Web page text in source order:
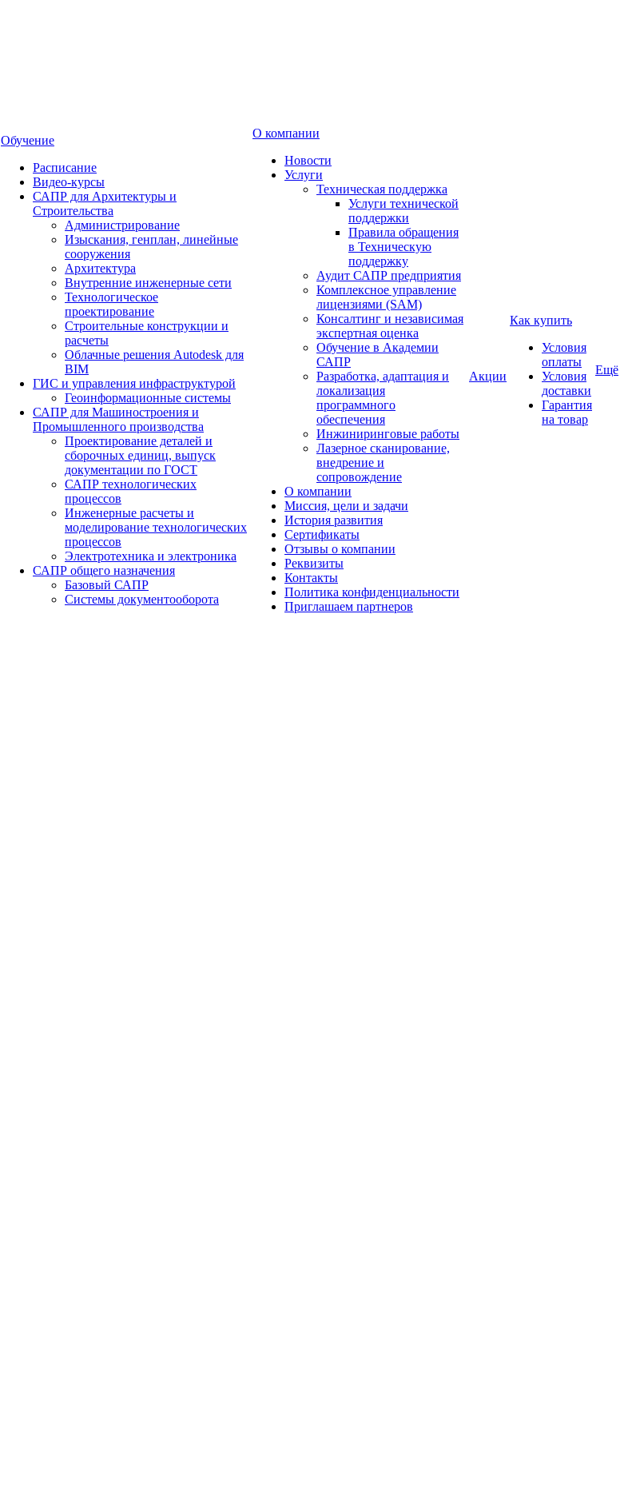
Обучение
Расписание
Видео-курсы
САПР для Архитектуры и
Строительства
Администрирование
Изыскания, генплан, линейные
сооружения
Архитектура
Внутренние инженерные сети
Технологическое
проектирование
Строительные конструкции и
расчеты
Облачные решения Autodesk для
BIM
ГИС и управления инфраструктурой
Геоинформационные системы
САПР для Машиностроения и
Промышленного производства
Проектирование деталей и
сборочных единиц, выпуск
документации по ГОСТ
САПР технологических
процессов
Инженерные расчеты и
моделирование технологических
процессов
Электротехника и электроника
САПР общего назначения
Базовый САПР
Системы документооборота
О компании
Новости
Услуги
Техническая поддержка
Услуги технической
поддержки
Правила обращения
в Техническую
поддержку
Аудит САПР предприятия
Комплексное управление
лицензиями (SAM)
Консалтинг и независимая
экспертная оценка
Обучение в Академии
САПР
Разработка, адаптация и
локализация
программного
обеспечения
Инжиниринговые работы
Лазерное сканирование,
внедрение и
сопровождение
О компании
Миссия, цели и задачи
История развития
Сертификаты
Отзывы о компании
Реквизиты
Контакты
Политика конфиденциальности
Приглашаем партнеров
Акции
Как купить
Условия
оплаты
Условия
доставки
Гарантия
на товар
Ещё